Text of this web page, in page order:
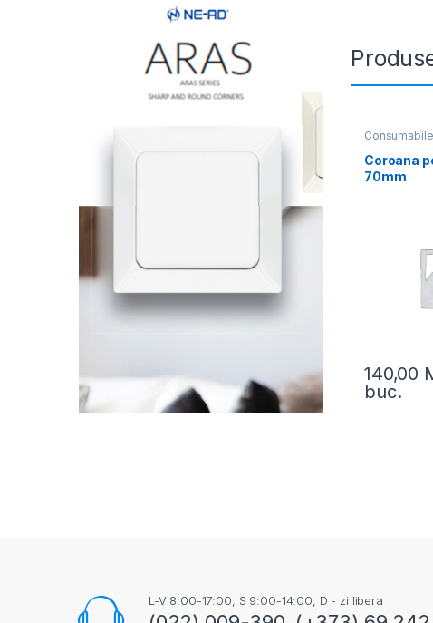
Consumabile
Coroana
70mm
140,00
buc.
L-V 8:00-17:00, S 9:00-14:00, D - zi libera